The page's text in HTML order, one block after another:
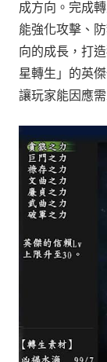
成方向。完成
能強化攻擊、
向的成長，打
星轉生」的英
讓玩家能因應